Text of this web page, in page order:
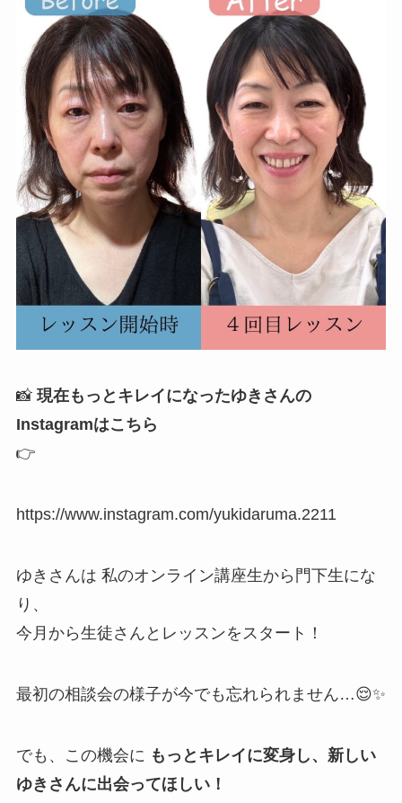
📸 現在もっとキレイになったゆきさんの
Instagramはこちら
👉
https://www.instagram.com/yukidaruma.2211
ゆきさんは 私のオンライン講座生から門下生にな
り、
今月から生徒さんとレッスンをスタート！
最初の相談会の様子が今でも忘れられません…😌✨
でも、この機会に もっとキレイに変身し、新しい
ゆきさんに出会ってほしい！